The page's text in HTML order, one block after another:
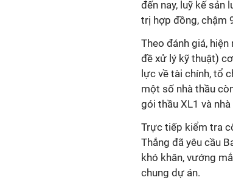
đến nay, luỹ kế sản
trị hợp đồng, chậm
Theo đánh giá,
đề xử lý kỹ thuật)
lực về tài chính, tổ
một số nhà thầu
gói thầu XL1 và
Trực tiếp kiểm tra
Thắng đã yêu cầu
khó khăn, vướng
chung dự án.